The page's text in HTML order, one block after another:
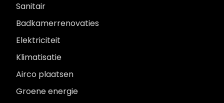
Sanitair
Badkamerrenovaties
Elektriciteit
Klimatisatie
Airco plaatsen
Groene energie